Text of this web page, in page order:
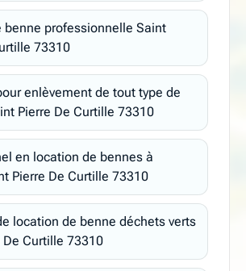
benne professionnelle Saint
73310
enlèvement de tout type de
Pierre De Curtille 73310
en location de bennes à
Pierre De Curtille 73310
location de benne déchets verts
De Curtille 73310